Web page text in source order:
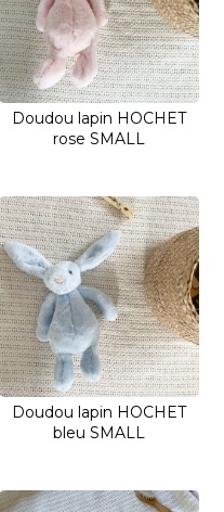
Doudou lapin HOCHET
rose SMALL
Doudou lapin HOCHET
bleu SMALL